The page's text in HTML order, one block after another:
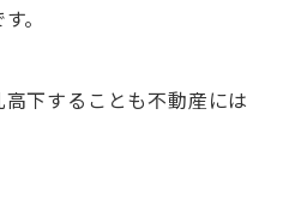
。
下することも不動産には